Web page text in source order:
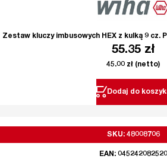
Zestaw kluczy imbusowych HEX z kulką 9 cz.
55.35 zł
45.00 zł (netto)
Dodaj do
SKU: 48008706
EAN: 045242082520